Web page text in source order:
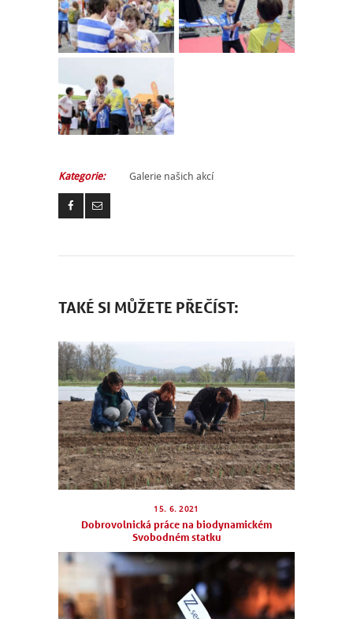
Kategorie: Galerie našich akcí
TAKÉ SI MŮŽETE PŘEČÍST:
15. 6. 2021
Dobrovolnická práce na biodynamickém
Svobodném statku